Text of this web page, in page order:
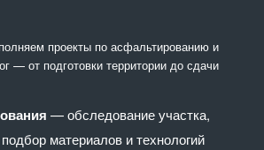
проекты по асфальтированию и
— от подготовки территории до сдачи
— обследование участка,
подбор материалов и технологий